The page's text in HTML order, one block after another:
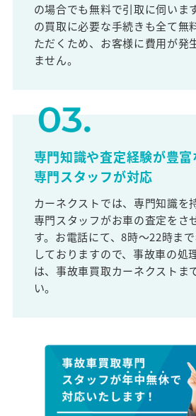
の場合でも無料で引取に伺いま
の買取に必要な手続きも全て無
ただくため、お客様に費用が発
ません。
専門知識や査定経験が豊
専門スタッフが対応
カーネクストでは、専門知識を
専門スタッフがお車の査定をさ
す。お電話にて、8時～22時ま
しておりますので、事故車の処
は、事故車買取カーネクストま
い。